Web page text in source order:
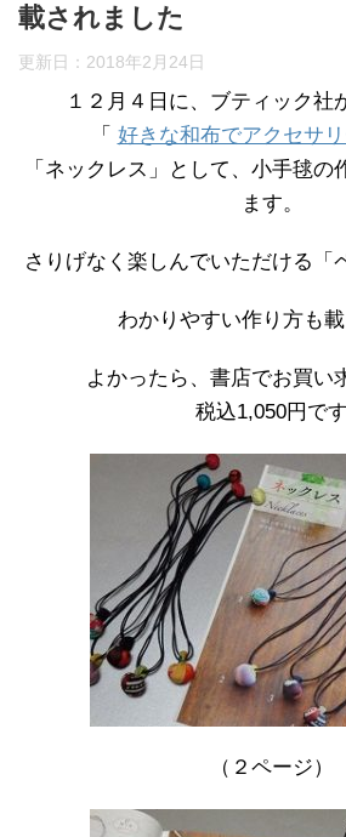
載されました
更新日： 2018年2月24日
１２月４日に、ブティック社
「 好きな和布でアクセサ
「ネックレス」として、小手毬の
ます。
さりげなく楽しんでいただける「
わかりやすい作り方も
よかったら、書店でお買い
税込1,050円です
（２ページ）